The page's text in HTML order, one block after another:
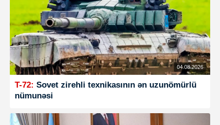
04.08.2026
T-72: Sovet zirehli texnikasının ən uzunömürlü
nümunəsi